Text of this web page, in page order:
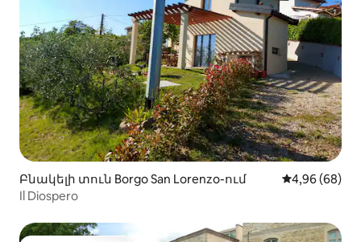
Բնակելի տուն Borgo San Lorenzo-ում Միջին
4,96 (68)
Il Diospero